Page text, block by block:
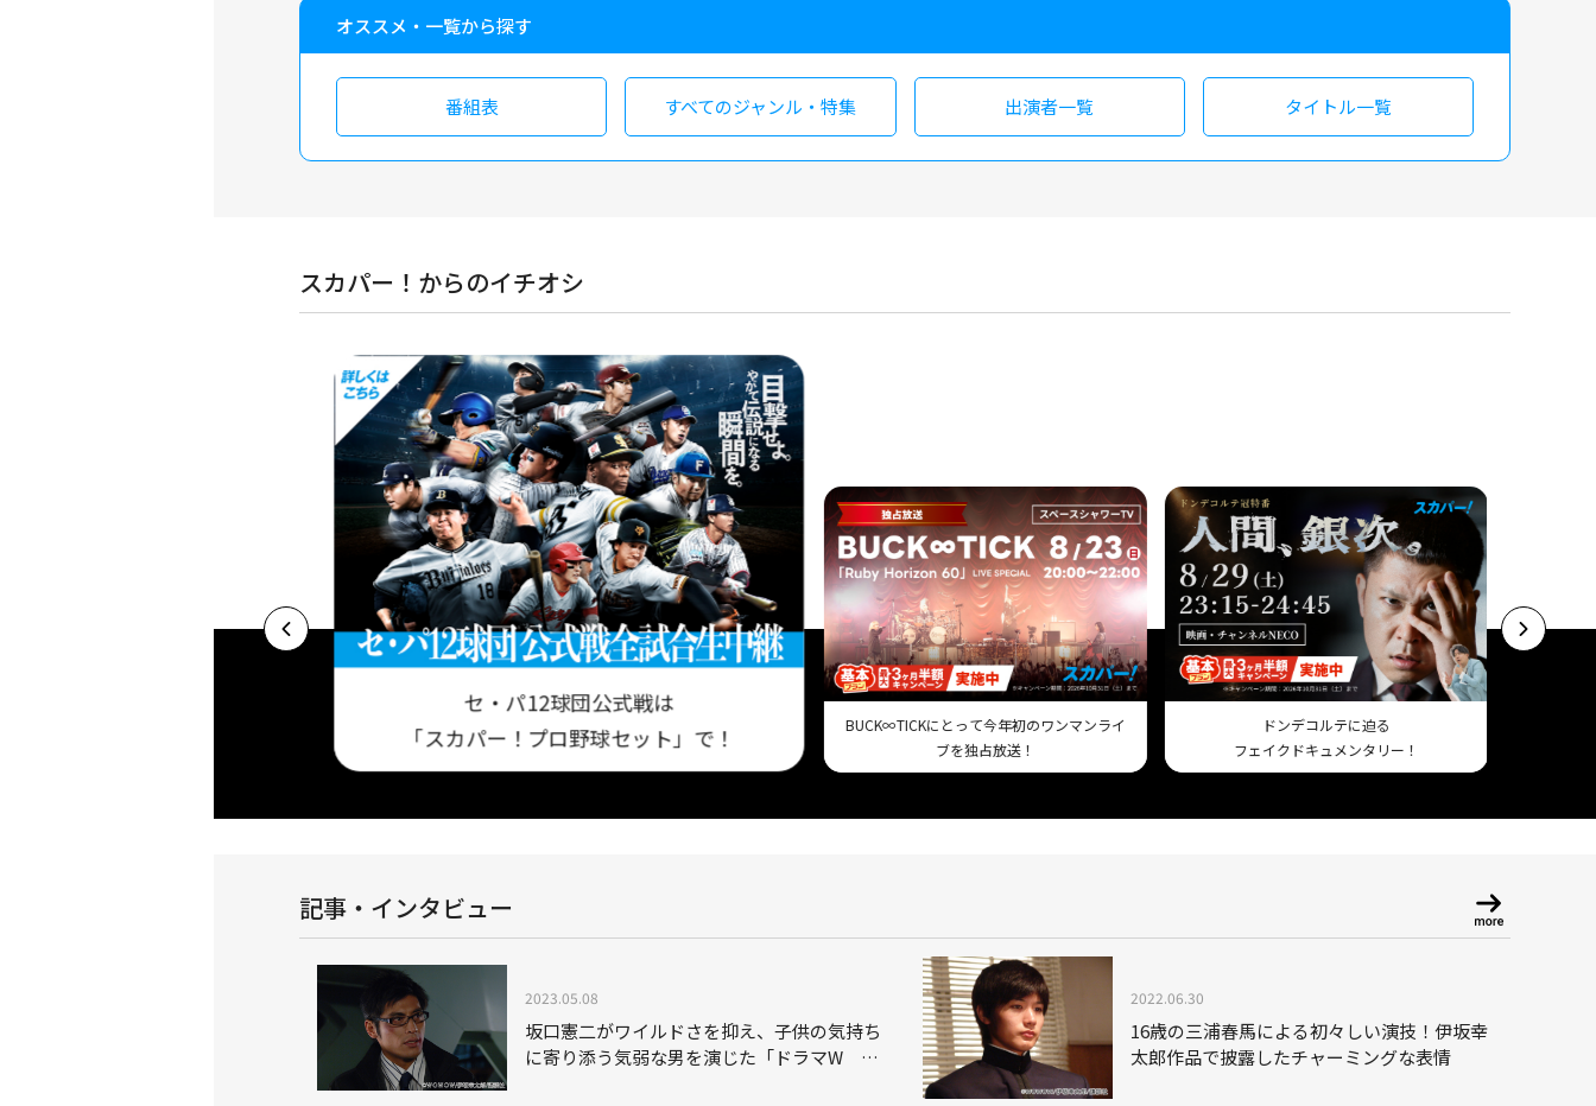
オススメ・一覧から探す
番組表 すべてのジャンル・特集 出演者一覧 タイトル一覧
スカパー！からのイチオシ
セ・パ12球団公式戦は
「スカパー！プロ野球セット」で！
BUCK∞TICKにとって今年初のワンマンライ
ブを独占放送！
ドンデコルテに迫る
フェイクドキュメンタリー！
記事・インタビュー
2023.05.08
坂口憲二がワイルドさを抑え、子供の気持ち
に寄り添う気弱な男を演じた「ドラマW
2022.06.30
16歳の三浦春馬による初々しい演技！伊坂幸
太郎作品で披露したチャーミングな表情